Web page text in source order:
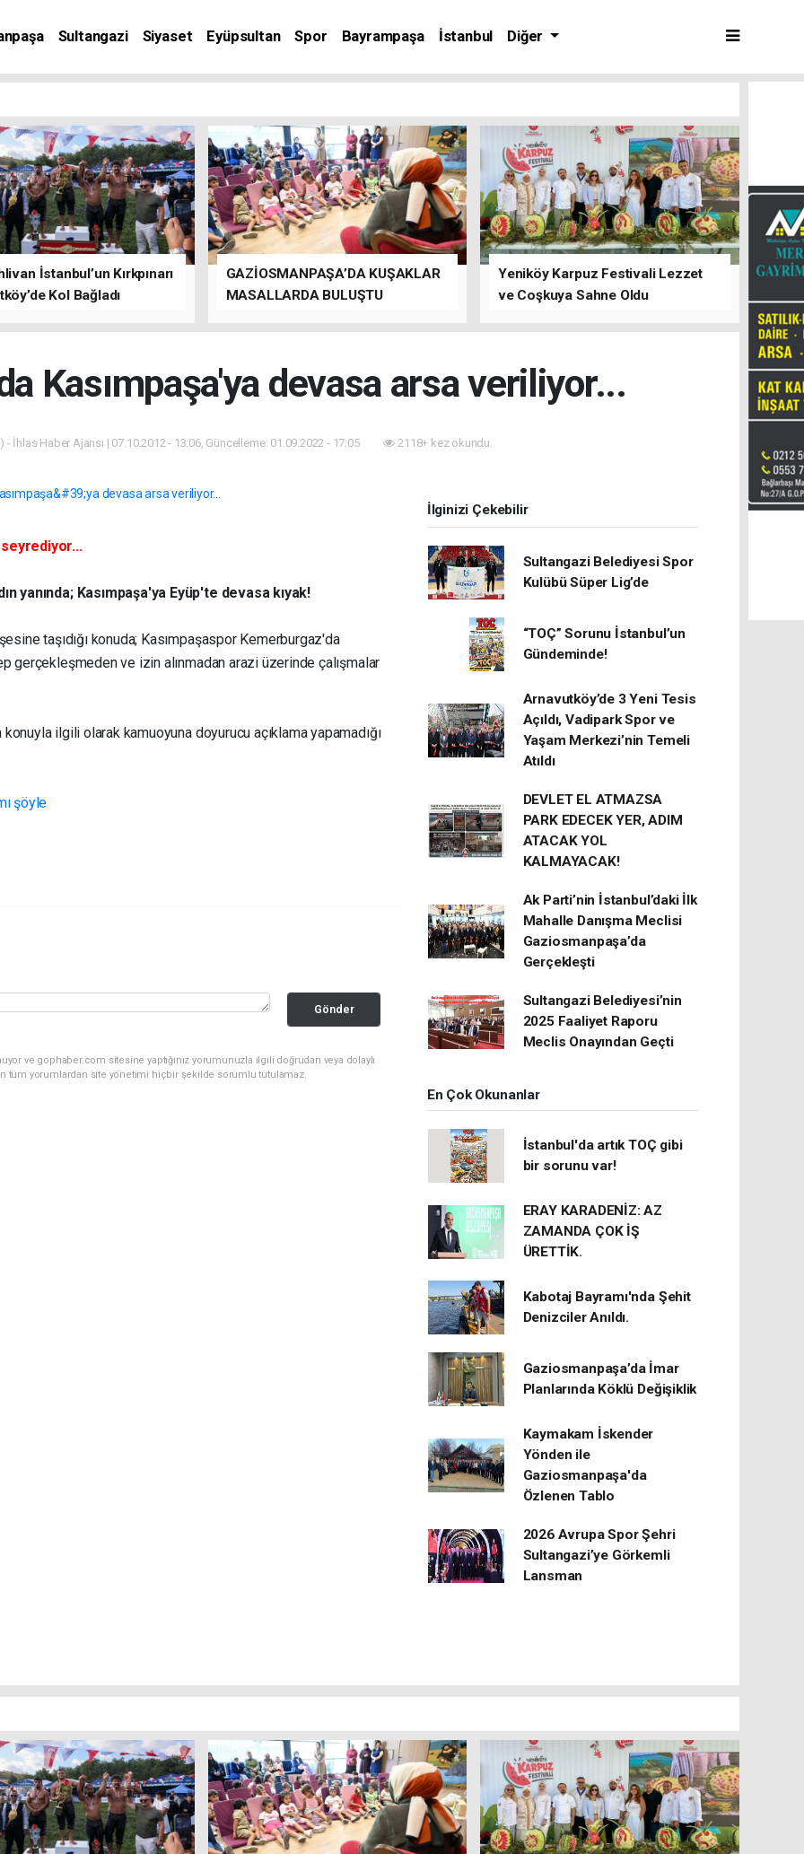
Sultangazi Siyaset Eyüpsultan Spor Bayrampaşa İstanbul Diğer
İstanbul’un Kırkpınarı
Kol Bağladı
GAZİOSMANPAŞA’DA KUŞAKLAR
MASALLARDA BULUŞTU
Yeniköy Karpuz Festivali Lezzet
ve Coşkuya Sahne Oldu
Kasımpaşa'ya devasa arsa veriliyor...
- İhlas Haber Ajansı | 07.10.2012 - 13:06, Güncelleme: 01.09.2022 - 17:05 2118+ kez okundu.
yanında; Kasımpaşa'ya Eyüp'te devasa kıyak!
taşıdığı konuda; Kasımpaşaspor Kemerburgaz'da
gerçekleşmeden ve izin alınmadan arazi üzerinde çalışmalar
ilgili olarak kamuoyuna doyurucu açıklama yapamadığı
şöyle
Gönder
ve gophaber.com sitesine yaptığınız yorumunuzla ilgili doğrudan veya dolaylı
tüm yorumlardan site yönetimi hiçbir şekilde sorumlu tutulamaz.
İlginizi Çekebilir
Sultangazi Belediyesi Spor
Kulübü Süper Lig’de
“TOÇ” Sorunu İstanbul’un
Gündeminde!
Arnavutköy’de 3 Yeni Tesis
Açıldı, Vadipark Spor ve
Yaşam Merkezi’nin Temeli
Atıldı
DEVLET EL ATMAZSA
PARK EDECEK YER, ADIM
ATACAK YOL
KALMAYACAK!
Ak Parti’nin İstanbul’daki İlk
Mahalle Danışma Meclisi
Gaziosmanpaşa’da
Gerçekleşti
Sultangazi Belediyesi’nin
2025 Faaliyet Raporu
Meclis Onayından Geçti
En Çok Okunanlar
İstanbul'da artık TOÇ gibi
bir sorunu var!
ERAY KARADENİZ: AZ
ZAMANDA ÇOK İŞ
ÜRETTİK.
Kabotaj Bayramı'nda Şehit
Denizciler Anıldı.
Gaziosmanpaşa’da İmar
Planlarında Köklü Değişiklik
Kaymakam İskender
Yönden ile
Gaziosmanpaşa'da
Özlenen Tablo
2026 Avrupa Spor Şehri
Sultangazi’ye Görkemli
Lansman